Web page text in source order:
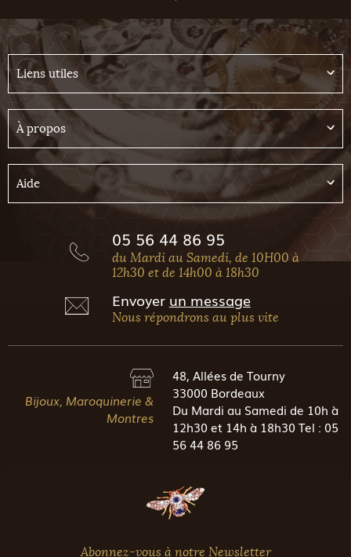
Liens utiles
À propos
Aide
05 56 44 86 95
du Mardi au Samedi, de 10H00 à
12h30 et de 14h00 à 18h30
Envoyer un message
Nous répondrons au plus vite
Bijoux, Maroquinerie &
Montres
48, Allées de Tourny
33000 Bordeaux
Du Mardi au Samedi de 10h à
12h30 et 14h à 18h30 Tel : 05
56 44 86 95
Abonnez-vous à notre Newsletter